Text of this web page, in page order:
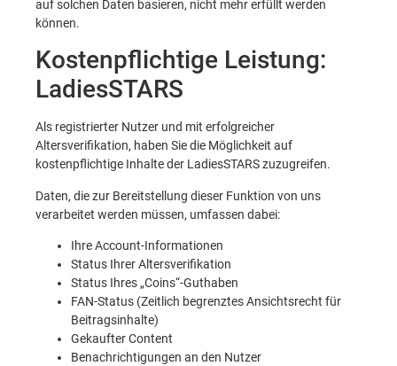
auf solchen Daten basieren, nicht mehr erfüllt werden
können.
Kostenpflichtige Leistung:
LadiesSTARS
Als registrierter Nutzer und mit erfolgreicher
Altersverifikation, haben Sie die Möglichkeit auf
kostenpflichtige Inhalte der LadiesSTARS zuzugreifen.
Daten, die zur Bereitstellung dieser Funktion von uns
verarbeitet werden müssen, umfassen dabei:
Ihre Account-Informationen
Status Ihrer Altersverifikation
Status Ihres „Coins“-Guthaben
FAN-Status (Zeitlich begrenztes Ansichtsrecht für
Beitragsinhalte)
Gekaufter Content
Benachrichtigungen an den Nutzer